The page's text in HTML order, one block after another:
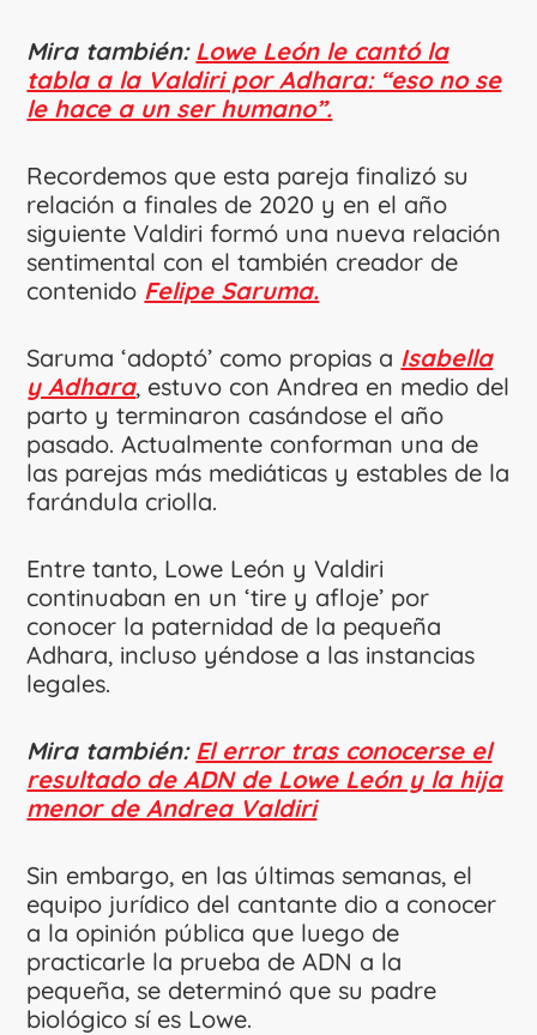
Mira también: Lowe León le cantó la
tabla a la Valdiri por Adhara: “eso no se
le hace a un ser humano”.
Recordemos que esta pareja finalizó su
relación a finales de 2020 y en el año
siguiente Valdiri formó una nueva relación
sentimental con el también creador de
contenido Felipe Saruma.
Saruma ‘adoptó’ como propias a Isabella
y Adhara, estuvo con Andrea en medio del
parto y terminaron casándose el año
pasado. Actualmente conforman una de
las parejas más mediáticas y estables de la
farándula criolla.
Entre tanto, Lowe León y Valdiri
continuaban en un ‘tire y afloje’ por
conocer la paternidad de la pequeña
Adhara, incluso yéndose a las instancias
legales.
Mira también: El error tras conocerse el
resultado de ADN de Lowe León y la hija
menor de Andrea Valdiri
Sin embargo, en las últimas semanas, el
equipo jurídico del cantante dio a conocer
a la opinión pública que luego de
practicarle la prueba de ADN a la
pequeña, se determinó que su padre
biológico sí es Lowe.